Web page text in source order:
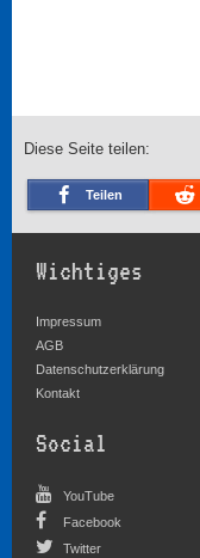
Diese Seite teilen:
Teilen
Wichtiges
Impressum
AGB
Datenschutzerklärung
Kontakt
Social
YouTube
Facebook
Twitter